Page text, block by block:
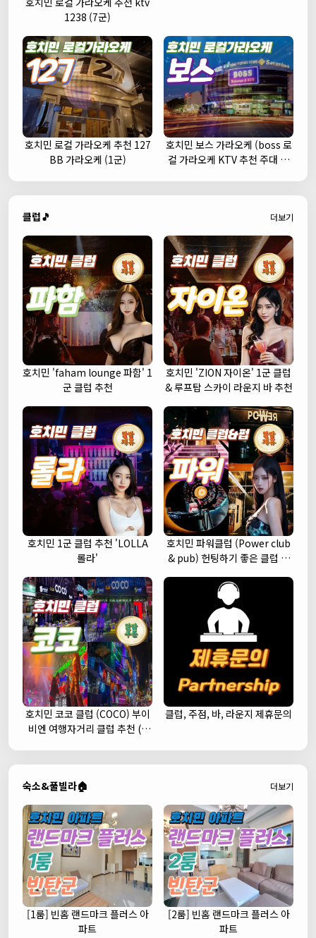
1238 (7군)
호치민 로컬 가라오케 추천 127
BB 가라오케 (1군)
호치민 보스 가라오케 (boss 로
컬 가라오케 KTV 추천 주대 예
클럽🎵 더보기
호치민 'faham lounge 파함' 1
군 클럽 추천
호치민 'ZION 자이온' 1군 클럽
& 루프탑 스카이 라운지 바 추천
호치민 1군 클럽 추천 'LOLLA
롤라'
호치민 파워클럽 (Power club
& pub) 헌팅하기 좋은 클럽 추
호치민 코코 클럽 (COCO) 부이
비엔 여행자거리 클럽 추천 (1
클럽, 주점, 바, 라운지 제휴문의
숙소&풀빌라🏠 더보기
[1룸] 빈홈 랜드마크 플러스 아
파트
[2룸] 빈홈 랜드마크 플러스 아
파트